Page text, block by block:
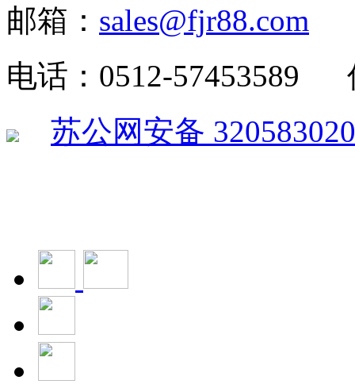
邮箱： sales@fjr88.com
电话：0512-57453589
苏公网安备